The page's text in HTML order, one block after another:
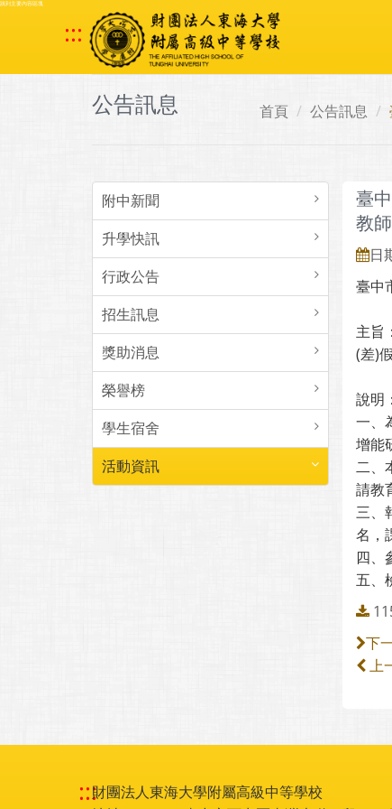
跳到主要內容區塊
:::
公告訊息 首頁 公告訊息
附中新聞
升學快訊
行政公告
招生訊息
獎助消息
榮譽榜
學生宿舍
活動資訊
臺
教
日
臺中
主旨
(差)
說明：
一、
增能
二、
請教
三、
名，
四、
五、
下
上
:::財團法人東海大學附屬高級中等學校